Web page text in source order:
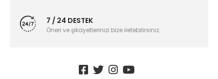
7 / 24 DESTEK
Öneri ve şikayetlerinizi bize iletebilirsiniz.